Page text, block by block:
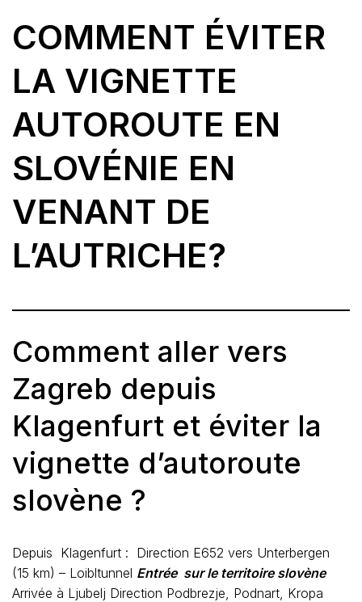
COMMENT ÉVITER
LA VIGNETTE
AUTOROUTE EN
SLOVÉNIE EN
VENANT DE
L’AUTRICHE?
Comment aller vers
Zagreb depuis
Klagenfurt et éviter la
vignette d’autoroute
slovène ?
Depuis Klagenfurt : Direction E652 vers Unterbergen
(15 km) – Loibltunnel Entrée sur le territoire slovène
Arrivée à Ljubelj Direction Podbrezje, Podnart, Kropa